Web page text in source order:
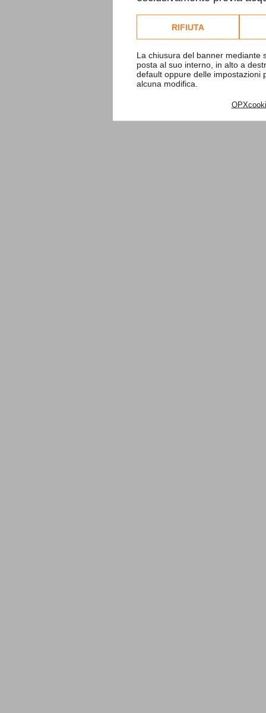
Consulta l'informativa
RIFIUTA
La chiusura del banner mediante
posta al suo interno, in alto a
default oppure delle impostazioni
alcuna modifica.